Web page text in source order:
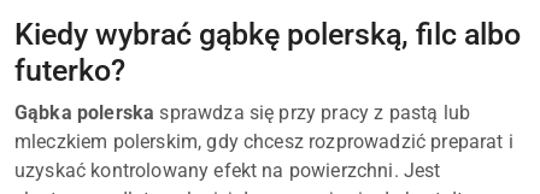
Kiedy wybrać gąbkę polerską, filc albo
futerko?
Gąbka polerska sprawdza się przy pracy z pastą lub
mleczkiem polerskim, gdy chcesz rozprowadzić preparat i
uzyskać kontrolowany efekt na powierzchni. Jest